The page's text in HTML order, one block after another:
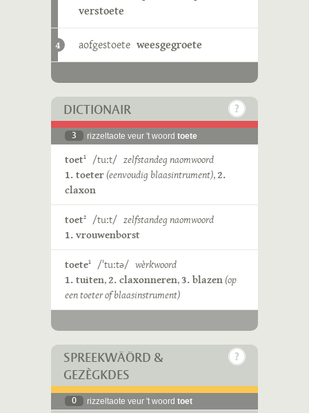
verstoete
4 aofgestoete weesgegroete
DICTIONAIR
3 rizzeltaote veur 't woord toete
toet1 /tuːt/ zelfstandeg naomwoord
1. toeter(eenvoudig blaasintrument),2.
claxon
toet2 /tuːt/ zelfstandeg naomwoord
1. vrouwenborst
toete1 /ˈtuːtə/ wèrkwoord
1. tuiten,2. claxonneren,3. blazen(op
een toeter of blaasinstrument)
SPREEKWÄÖRD &
GEZÈGKDES
0 rizzeltaote veur 't woord toet